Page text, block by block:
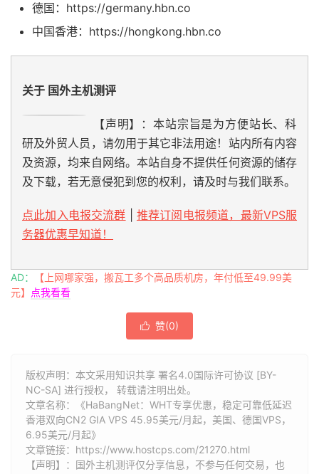
德国：https://germany.hbn.co
中国香港：https://hongkong.hbn.co
关于 国外主机测评
【声明】：本站宗旨是为方便站长、科
研及外贸人员，请勿用于其它非法用途！站内所有内容
及资源，均来自网络。本站自身不提供任何资源的储存
及下载，若无意侵犯到您的权利，请及时与我们联系。
点此加入电报交流群
推荐订阅电报频道，最新VPS服
务器优惠早知道！
AD：
【上网哪家强，搬瓦工多个高品质机房，年付低至49.99美
元】
点我看看
 赞(0)
版权声明：本文采用知识共享 署名4.0国际许可协议 [BY-
NC-SA] 进行授权， 转载请注明出处。
文章名称：《HaBangNet：WHT专享优惠，稳定可靠低延迟
香港双向CN2 GIA VPS 45.95美元/月起，美国、德国VPS，
6.95美元/月起》
文章链接： https://www.hostcps.com/21270.html
【声明】：国外主机测评仅分享信息，不参与任何交易，也